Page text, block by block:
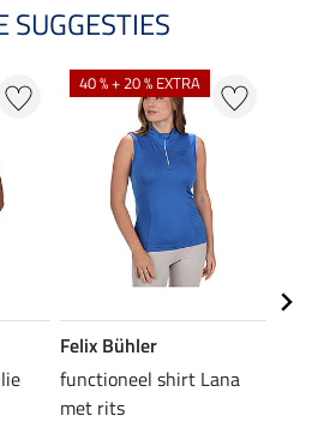
SUGGESTIES
40 % + 20 % EXTRA
Felix Bühler
functioneel shirt Lana
met rits